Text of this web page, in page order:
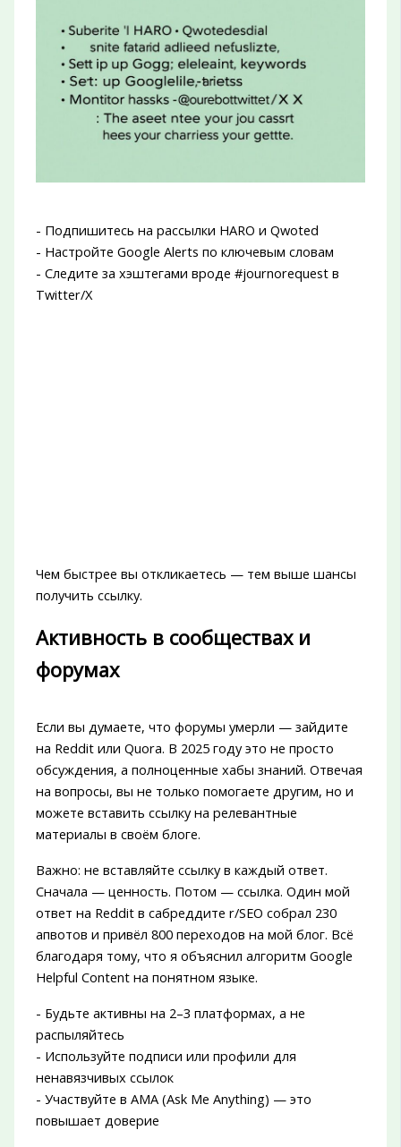
- Подпишитесь на рассылки HARO и Qwoted
- Настройте Google Alerts по ключевым словам
- Следите за хэштегами вроде #journorequest в
Twitter/X
Чем быстрее вы откликаетесь — тем выше шансы
получить ссылку.
Активность в сообществах и
форумах
Если вы думаете, что форумы умерли — зайдите
на Reddit или Quora. В 2025 году это не просто
обсуждения, а полноценные хабы знаний. Отвечая
на вопросы, вы не только помогаете другим, но и
можете вставить ссылку на релевантные
материалы в своём блоге.
Важно: не вставляйте ссылку в каждый ответ.
Сначала — ценность. Потом — ссылка. Один мой
ответ на Reddit в сабреддите r/SEO собрал 230
апвотов и привёл 800 переходов на мой блог. Всё
благодаря тому, что я объяснил алгоритм Google
Helpful Content на понятном языке.
- Будьте активны на 2–3 платформах, а не
распыляйтесь
- Используйте подписи или профили для
ненавязчивых ссылок
- Участвуйте в AMA (Ask Me Anything) — это
повышает доверие